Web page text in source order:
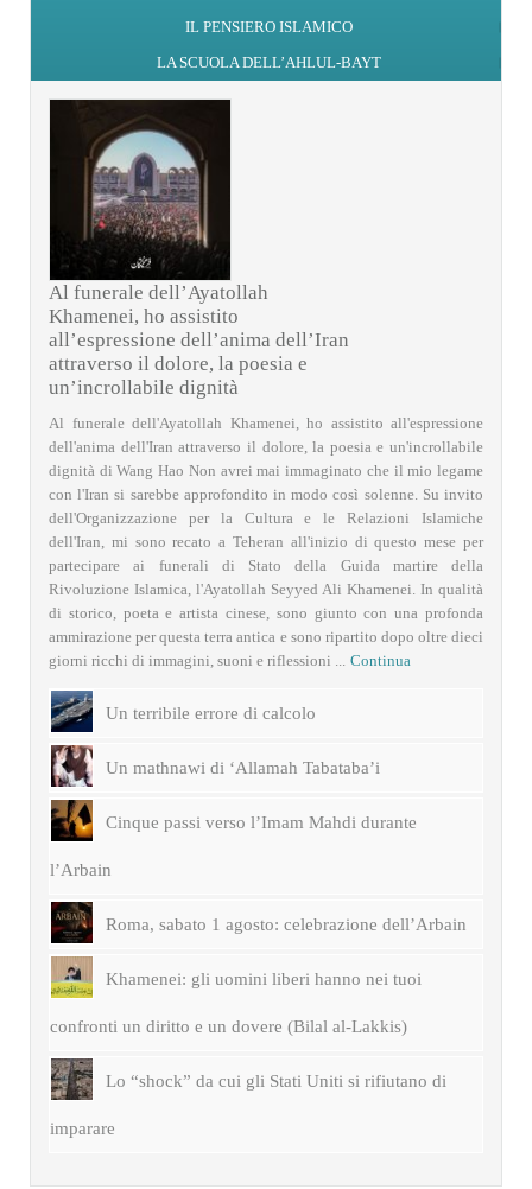
IL PENSIERO ISLAMICO
LA SCUOLA DELL’AHLUL-BAYT
Al funerale dell’Ayatollah
Khamenei, ho assistito
all’espressione dell’anima dell’Iran
attraverso il dolore, la poesia e
un’incrollabile dignità
Al funerale dell'Ayatollah Khamenei, ho assistito all'espressione
dell'anima dell'Iran attraverso il dolore, la poesia e un'incrollabile
dignità di Wang Hao Non avrei mai immaginato che il mio legame
con l'Iran si sarebbe approfondito in modo così solenne. Su invito
dell'Organizzazione per la Cultura e le Relazioni Islamiche
dell'Iran, mi sono recato a Teheran all'inizio di questo mese per
partecipare ai funerali di Stato della Guida martire della
Rivoluzione Islamica, l'Ayatollah Seyyed Ali Khamenei. In qualità
di storico, poeta e artista cinese, sono giunto con una profonda
ammirazione per questa terra antica e sono ripartito dopo oltre dieci
giorni ricchi di immagini, suoni e riflessioni ...
Continua
Un terribile errore di calcolo
Un mathnawi di ‘Allamah Tabataba’i
Cinque passi verso l’Imam Mahdi durante
l’Arbain
Roma, sabato 1 agosto: celebrazione dell’Arbain
Khamenei: gli uomini liberi hanno nei tuoi
confronti un diritto e un dovere (Bilal al-Lakkis)
Lo “shock” da cui gli Stati Uniti si rifiutano di
imparare